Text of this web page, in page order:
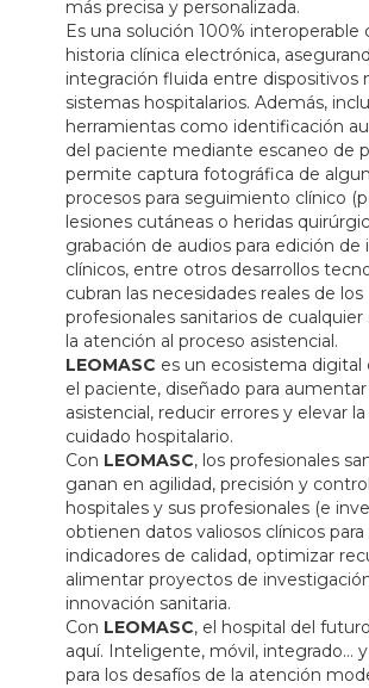
más precisa y personalizada.
Es una solución 100% interoperable
historia clínica electrónica,
integración fluida entre dispositivos
sistemas hospitalarios. Además,
herramientas como identificación
del paciente mediante escaneo de
permite captura fotográfica de
procesos para seguimiento clínico
lesiones cutáneas o heridas
grabación de audios para edición de
clínicos, entre otros desarrollos
cubran las necesidades reales de los
profesionales sanitarios de cualquier
la atención al proceso asistencial.
LEOMASC es un ecosistema digital
el paciente, diseñado para
asistencial, reducir errores y elevar
cuidado hospitalario.
Con LEOMASC, los profesionales
ganan en agilidad, precisión y
hospitales y sus profesionales (e
obtienen datos valiosos clínicos
indicadores de calidad, optimizar
alimentar proyectos de
innovación sanitaria.
Con LEOMASC, el hospital del
aquí. Inteligente, móvil, integrado…
para los desafíos de la atención